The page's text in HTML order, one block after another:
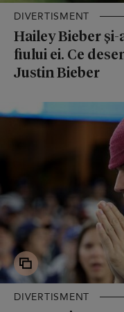
DIVERTISMENT
Hailey Bieber
fiului ei. Ce
Justin Bieber
DIVERTISMENT